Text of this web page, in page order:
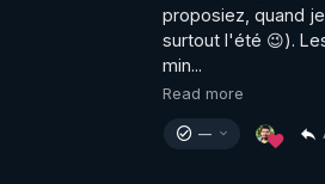
proposiez, quand
surtout l'été 😉).
min...
Read more
—